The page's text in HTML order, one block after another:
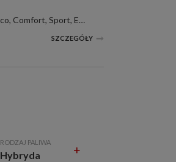
1798 ccm, szary, c. zamek, Wyposażenie: 1. 4 tryby jazdy Eco, Comfort, Sport, EV 2. ABS 3. Airbag 6 sztuk: czołowe i boczne poduszki powietrzne dla kierowcy i pasażera, kurtyny powietrzne 4. Airbagi chroniące kolana kierowcy i pasażera 5. Alarm: c...
SZCZEGÓŁY
RODZAJ PALIWA
Hybryda